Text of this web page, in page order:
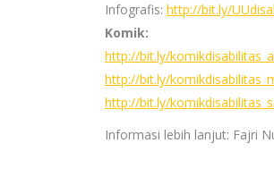
Infografis: http://bit.ly/
Komik:
http://bit.ly/
http://bit.ly/
http://bit.ly/
Informasi lebih lanjut: Fajri